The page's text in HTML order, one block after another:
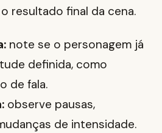
resultado final da cena.
note se o personagem já
definida, como
de fala.
observe pausas,
de intensidade.